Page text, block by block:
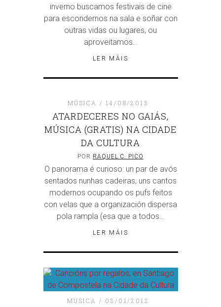
inverno buscamos festivais de cine
para escondernos na sala e soñar con
outras vidas ou lugares, ou
aproveitamos…
LER MÁIS
MÚSICA 14/08/2013
ATARDECERES NO GAIÁS,
MÚSICA (GRATIS) NA CIDADE
DA CULTURA
POR RAQUEL C. PICO
O panorama é curioso: un par de avós
sentados nunhas cadeiras, uns cantos
modernos ocupando os pufs feitos
con velas que a organización dispersa
pola rampla (esa que a todos…
LER MÁIS
MÚSICA 03/01/2012